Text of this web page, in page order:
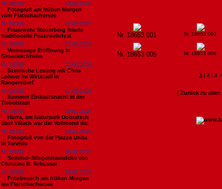
Nr. 18799
03.08.2026
Fotogruß am frühen Morgen
vom Flatschachersee
Nr. 18798
02.08.2026
Feuerwehr Steuerberg feierte
traditionelle Feuerwehrfest
Nr. 18797
02.08.2026
Vernissage Eröffnung in
Grosskirchheim
Nr. 18796
02.08.2026
Szenische Lesung mit Chris
Lohner im Wirtstadl in
Rangersdorf
Nr. 18795
01.08.2026
Sommer Einkaufsnacht in der
Tiebelstadt
Nr. 18794
29.07.2026
Hurra, am Naturpark Dobratsch
über Villach war der Vollmond da!
Nr. 18793
29.07.2026
Fotogruß von der Piazza Unita
in Tarvisio
Nr. 18792
29.07.2026
Sommer-Stiegenhausdeko von
Christine B. Schusser
Nr. 18791
29.07.2026
Fotobesuch am frühen Morgen
am Flatschachersee
Nr. 18653 001 Nr. 18653 002
Nr. 18653 005 Nr. 18653 006
1 |2 |3
[ Zurück zu